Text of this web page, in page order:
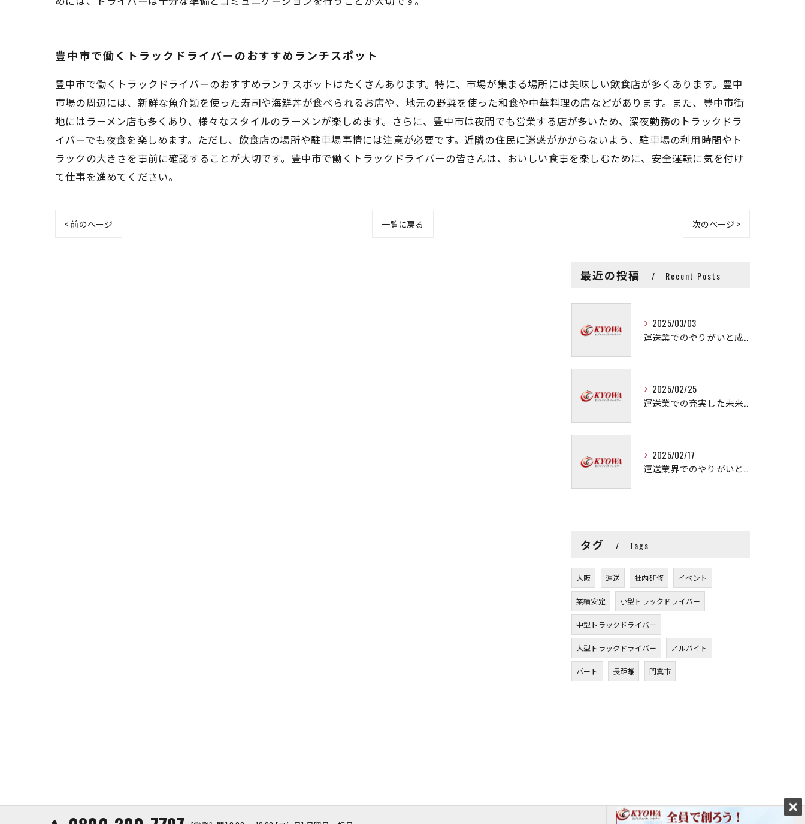
豊中市で働くトラックドライバーのおすすめランチスポット
豊中市で働くトラックドライバーのおすすめランチスポットはたくさんあります。特に、市場が集まる場所には美味しい飲食店が多くあります。豊中
市場の周辺には、新鮮な魚介類を使った寿司や海鮮丼が食べられるお店や、地元の野菜を使った和食や中華料理の店などがあります。また、豊中市街
地にはラーメン店も多くあり、様々なスタイルのラーメンが楽しめます。さらに、豊中市は夜間でも営業する店が多いため、深夜勤務のトラックドラ
イバーでも夜食を楽しめます。ただし、飲食店の場所や駐車場事情には注意が必要です。近隣の住民に迷惑がかからないよう、駐車場の利用時間やト
ラックの大きさを事前に確認することが大切です。豊中市で働くトラックドライバーの皆さんは、おいしい食事を楽しむために、安全運転に気を付け
て仕事を進めてください。
< 前のページ 一覧に戻る 次のページ >
最近の投稿 Recent Posts
2025/03/03
運送業でのやりがいと成長の秘訣
2025/02/25
運送業での充実した未来を拓く方法
2025/02/17
運送業界でのやりがいと可能性
タグ Tags
大阪 運送 社内研修 イベント
業績安定 小型トラックドライバー
中型トラックドライバー
大型トラックドライバー アルバイト
パート 長距離 門真市